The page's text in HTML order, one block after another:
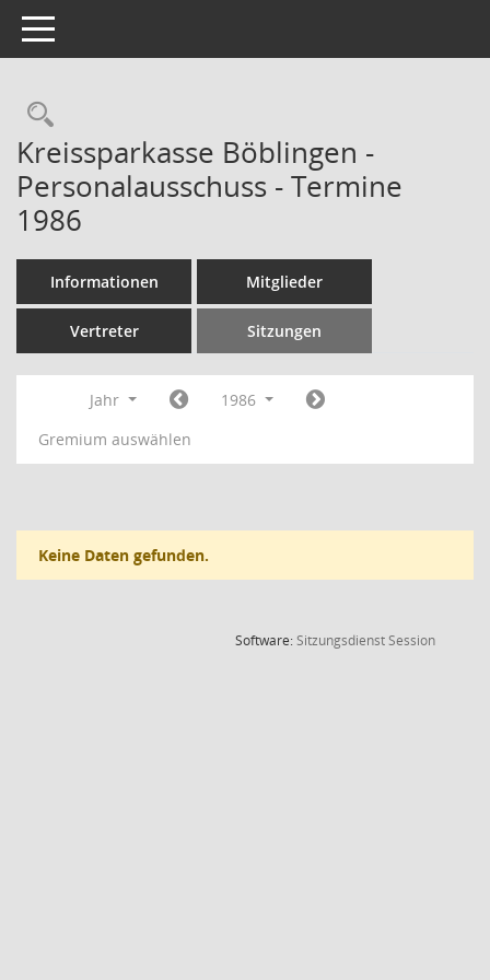
Toggle navigation
Rechercheauswahl
Kreissparkasse Böblingen -
Personalausschuss - Termine
1986
Informationen Mitglieder
Vertreter Sitzungen
Jahr
1986
Gremium auswählen
Keine Daten gefunden.
Software:SitzungsdienstSession(Wird in